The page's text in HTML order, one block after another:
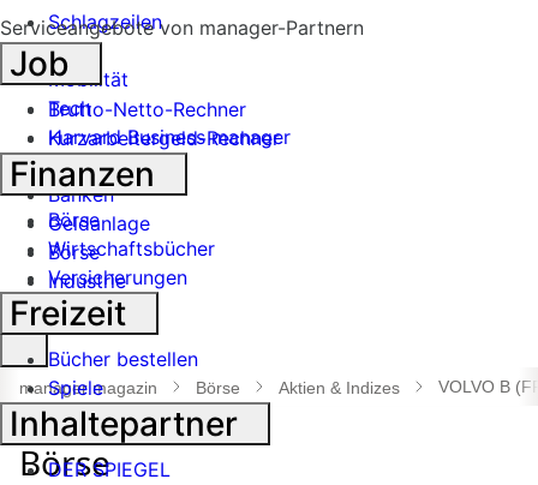
Schlagzeilen
Mobilität
Tech
Harvard Business manager
Handel
Banken
Geldanlage
Börse
Industrie
Suche
öffnen
manager magazin Börse Aktien & Indizes VOLVO B
Serviceangebote von manager-Partnern
Job
Brutto-Netto-Rechner
Kurzarbeitergeld-Rechner
Finanzen
Börse
Wirtschaftsbücher
Versicherungen
Freizeit
Bücher bestellen
Spiele
Inhaltepartner
DER SPIEGEL